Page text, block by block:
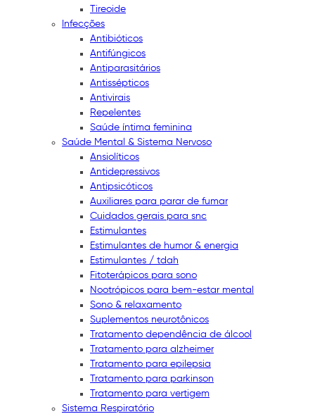
Tireoide
Infecções
Antibióticos
Antifúngicos
Antiparasitários
Antissépticos
Antivirais
Repelentes
Saúde íntima feminina
Saúde Mental & Sistema Nervoso
Ansiolíticos
Antidepressivos
Antipsicóticos
Auxiliares para parar de fumar
Cuidados gerais para snc
Estimulantes
Estimulantes de humor & energia
Estimulantes / tdah
Fitoterápicos para sono
Nootrópicos para bem-estar mental
Sono & relaxamento
Suplementos neurotônicos
Tratamento dependência de álcool
Tratamento para alzheimer
Tratamento para epilepsia
Tratamento para parkinson
Tratamento para vertigem
Sistema Respiratório